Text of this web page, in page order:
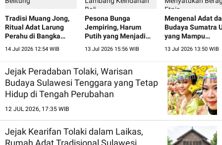
Tradisi Muang Jong,
Ritual Adat Larung
Perahu di Bangka
Belitung
14 Jul 2026 12:54 WIB
Pesona Bunga
Jempiring, Harum
Putih yang Menjadi
Lambang Keindahan
13 Jul 2026 15:56 WIB
Mengenal Adat
Budaya Sumatra
yang Mampu
Menyatukan
13 Jul 2026 13:50 WIB
Jejak Peradaban Tolaki, Warisan
Budaya Sulawesi Tenggara yang Tetap
Hidup di Tengah Perubahan
12 JUL 2026, 17:35 WIB
Jejak Kearifan Tolaki dalam Laikas,
Rumah Adat Tradisional Sulawesi